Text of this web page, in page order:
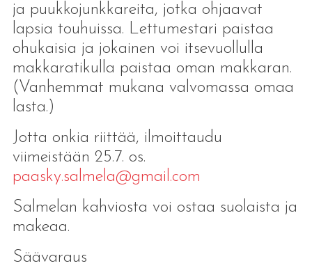
ja puukkojunkkareita, jotka ohjaavat
lapsia touhuissa. Lettumestari paistaa
ohukaisia ja jokainen voi itsevuollulla
makkaratikulla paistaa oman makkaran.
(Vanhemmat mukana valvomassa omaa
lasta.)
Jotta onkia riittää, ilmoittaudu
viimeistään 25.7. os.
paasky.salmela@gmail.com
Salmelan kahviosta voi ostaa suolaista ja
makeaa.
Säävaraus